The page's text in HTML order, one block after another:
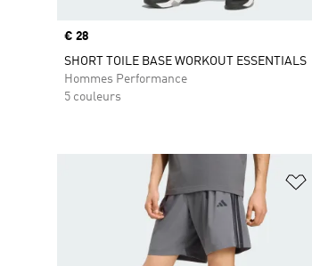
Prix
€ 28
SHORT TOILE BASE WORKOUT ESSENTIALS
Hommes Performance
5 couleurs